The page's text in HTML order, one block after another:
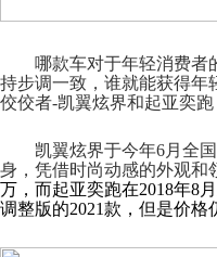
哪款车对于年轻消费者
持步调一致 ，谁就能获得
佼佼者-凯翼炫界和起亚奕跑
凯翼炫界于今年6月全
身，凭借时尚动感的外观和
万，而起亚奕跑在2018年8
调整版的2021款，但是价格